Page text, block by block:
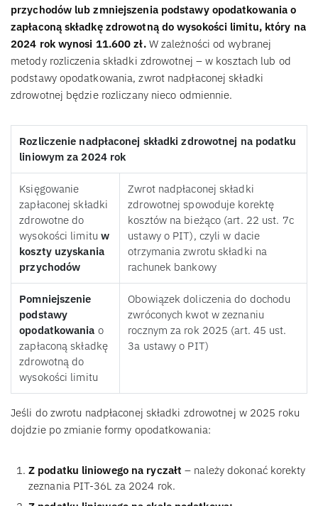
przychodów lub zmniejszenia podstawy opodatkowania o
zapłaconą składkę zdrowotną do wysokości limitu, który na
2024 rok wynosi 11.600 zł.W zależności od wybranej
metody rozliczenia składki zdrowotnej – w kosztach lub od
podstawy opodatkowania, zwrot nadpłaconej składki
zdrowotnej będzie rozliczany nieco odmiennie.
Rozliczenie nadpłaconej składki zdrowotnej na podatku
liniowym za 2024 rok
Księgowanie
zapłaconej składki
zdrowotne do
wysokości limitu w
koszty uzyskania
przychodów
Zwrot nadpłaconej składki
zdrowotnej spowoduje korektę
kosztów na bieżąco (art. 22 ust. 7c
ustawy o PIT), czyli w dacie
otrzymania zwrotu składki na
rachunek bankowy
Pomniejszenie
podstawy
opodatkowania o
zapłaconą składkę
zdrowotną do
wysokości limitu
Obowiązek doliczenia do dochodu
zwróconych kwot w zeznaniu
rocznym za rok 2025 (art. 45 ust.
3a ustawy o PIT)
Jeśli do zwrotu nadpłaconej składki zdrowotnej w 2025 roku
dojdzie po zmianie formy opodatkowania:
Z podatku liniowego na ryczałt – należy dokonać korekty
zeznania PIT-36L za 2024 rok.